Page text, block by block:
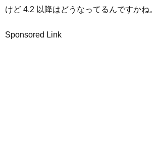
けど 4.2 以降はどうなってるんですかね。
Sponsored Link